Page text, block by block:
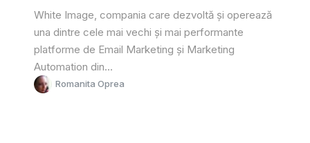
White Image, compania care dezvoltă și operează
una dintre cele mai vechi și mai performante
platforme de Email Marketing și Marketing
Automation din...
Romanita Oprea